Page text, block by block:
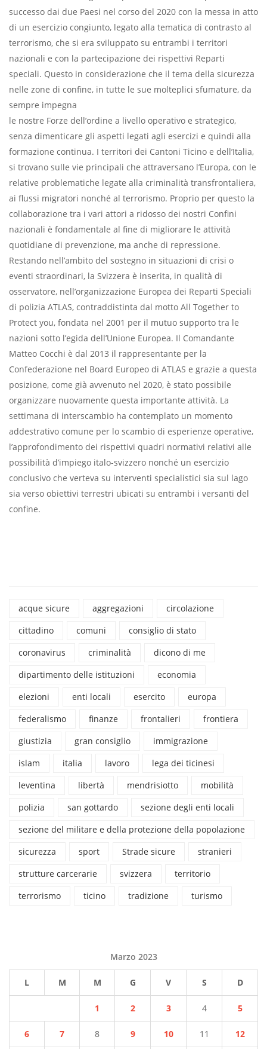
successo dai due Paesi nel corso del 2020 con la messa in atto
di un esercizio congiunto, legato alla tematica di contrasto al
terrorismo, che si era sviluppato su entrambi i territori
nazionali e con la partecipazione dei rispettivi Reparti
speciali. Questo in considerazione che il tema della sicurezza
nelle zone di confine, in tutte le sue molteplici sfumature, da
sempre impegna
le nostre Forze dell’ordine a livello operativo e strategico,
senza dimenticare gli aspetti legati agli esercizi e quindi alla
formazione continua. I territori dei Cantoni Ticino e dell’Italia,
si trovano sulle vie principali che attraversano l’Europa, con le
relative problematiche legate alla criminalità transfrontaliera,
ai flussi migratori nonché al terrorismo. Proprio per questo la
collaborazione tra i vari attori a ridosso dei nostri Confini
nazionali è fondamentale al fine di migliorare le attività
quotidiane di prevenzione, ma anche di repressione.
Restando nell’ambito del sostegno in situazioni di crisi o
eventi straordinari, la Svizzera è inserita, in qualità di
osservatore, nell’organizzazione Europea dei Reparti Speciali
di polizia ATLAS, contraddistinta dal motto All Together to
Protect you, fondata nel 2001 per il mutuo supporto tra le
nazioni sotto l’egida dell’Unione Europea. Il Comandante
Matteo Cocchi è dal 2013 il rappresentante per la
Confederazione nel Board Europeo di ATLAS e grazie a questa
posizione, come già avvenuto nel 2020, è stato possibile
organizzare nuovamente questa importante attività. La
settimana di interscambio ha contemplato un momento
addestrativo comune per lo scambio di esperienze operative,
l’approfondimento dei rispettivi quadri normativi relativi alle
possibilità d’impiego italo-svizzero nonché un esercizio
conclusivo che verteva su interventi specialistici sia sul lago
sia verso obiettivi terrestri ubicati su entrambi i versanti del
confine.
acque sicure aggregazioni
circolazione
cittadino
comuni
consiglio di stato
coronavirus
criminalità
dicono di me
dipartimento delle istituzioni
economia
elezioni
enti locali esercito
europa
federalismo
finanze frontalieri
frontiera
giustizia
gran consiglio
immigrazione
islam
italia lavoro
lega dei ticinesi
leventina
libertà mendrisiotto
mobilità
polizia
san gottardo
sezione degli enti locali
sezione del militare e della protezione della popolazione
sicurezza
sport Strade sicure
stranieri
strutture carcerarie
svizzera
territorio
terrorismo
ticino tradizione turismo
Marzo 2023
L M M G V S D
1 2 3 4 5
6 7 8 9 10 11 12